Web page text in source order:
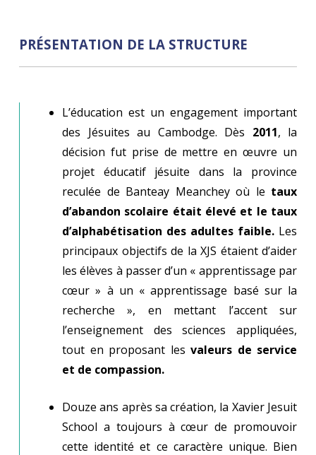
PRÉSENTATION DE LA STRUCTURE
L’éducation est un engagement important
des Jésuites au Cambodge. Dès 2011, la
décision fut prise de mettre en œuvre un
projet éducatif jésuite dans la province
reculée de Banteay Meanchey où le taux
d’abandon scolaire était élevé et le taux
d’alphabétisation des adultes faible. Les
principaux objectifs de la XJS étaient d’aider
les élèves à passer d’un « apprentissage par
cœur » à un « apprentissage basé sur la
recherche », en mettant l’accent sur
l’enseignement des sciences appliquées,
tout en proposant les valeurs de service
et de compassion.
Douze ans après sa création, la Xavier Jesuit
School a toujours à cœur de promouvoir
cette identité et ce caractère unique. Bien